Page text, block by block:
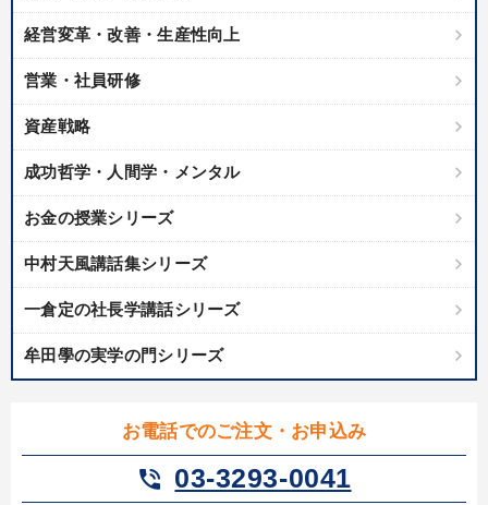
経営変革・改善・生産性向上
営業・社員研修
資産戦略
成功哲学・人間学・メンタル
お金の授業シリーズ
中村天風講話集シリーズ
一倉定の社長学講話シリーズ
牟田學の実学の門シリーズ
お電話でのご注文・お申込み
phone_in_talk 03-3293-0041